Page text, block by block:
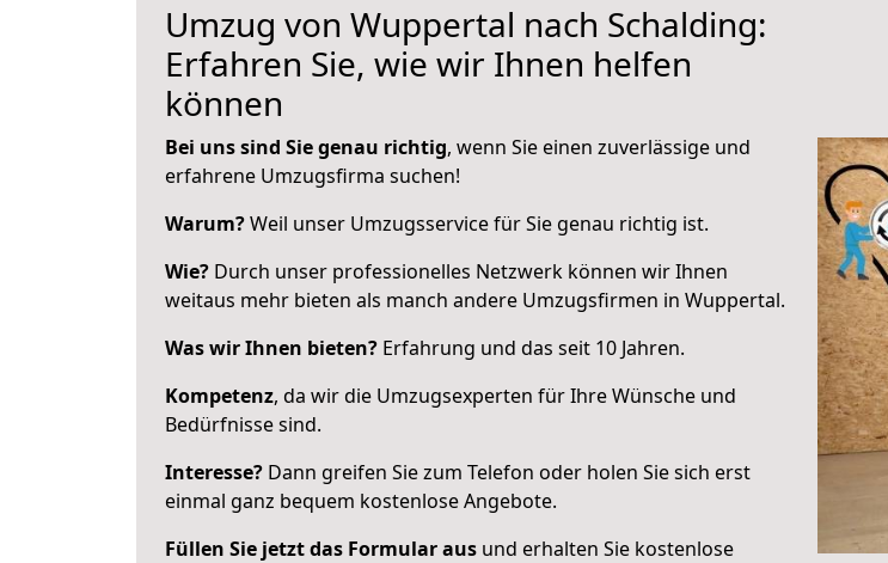
Umzug von Wuppertal nach Schalding:
Erfahren Sie, wie wir Ihnen helfen
können
Bei uns sind Sie genau richtig, wenn Sie einen zuverlässige und
erfahrene Umzugsfirma suchen!
Warum?Weil unser Umzugsservice für Sie genau richtig ist.
Wie? Durch unser professionelles Netzwerk können wir Ihnen
weitaus mehr bieten als manch andere Umzugsfirmen in Wuppertal.
Was wir Ihnen bieten? Erfahrung und das seit 10 Jahren.
Kompetenz, da wir die Umzugsexperten für Ihre Wünsche und
Bedürfnisse sind.
Interesse? Dann greifen Sie zum Telefon oder holen Sie sich erst
einmal ganz bequem kostenlose Angebote.
Füllen Sie jetzt das Formular aus und erhalten Sie kostenlose